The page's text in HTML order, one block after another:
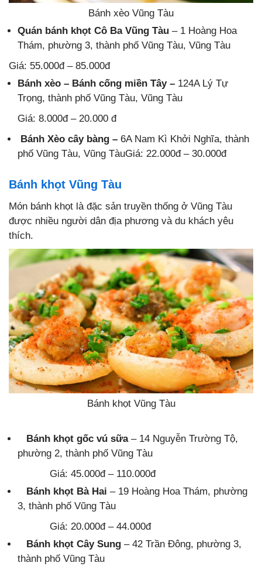
Bánh xèo Vũng Tàu
Quán bánh khọt Cô Ba Vũng Tàu – 1 Hoàng Hoa
Thám, phường 3, thành phố Vũng Tàu, Vũng Tàu
Giá: 55.000đ – 85.000đ
Bánh xèo – Bánh cống miền Tây– 124A Lý Tự
Trọng, thành phố Vũng Tàu, Vũng Tàu
Giá: 8.000đ – 20.000 đ
Bánh Xèo cây bàng – 6A Nam Kì Khởi Nghĩa, thành
phố Vũng Tàu, Vũng TàuGiá: 22.000đ – 30.000đ
Bánh khọt Vũng Tàu
Món bánh khọt là đặc sản truyền thống ở Vũng Tàu
được nhiều người dân địa phương và du khách yêu
thích.
Bánh khọt Vũng Tàu
Bánh khọt gốc vú sữa– 14 Nguyễn Trường Tộ,
phường 2, thành phố Vũng Tàu
Giá: 45.000đ – 110.000đ
Bánh khọt Bà Hai – 19 Hoàng Hoa Thám, phường
3, thành phố Vũng Tàu
Giá: 20.000đ – 44.000đ
Bánh khọt Cây Sung – 42 Trần Đông, phường 3,
thành phố Vũng Tàu